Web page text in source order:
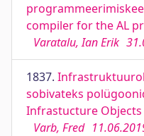
compiler for the AL
Varatalu, Ian Erik
1837.
sobivateks
Infrastucture
Varb, Fred